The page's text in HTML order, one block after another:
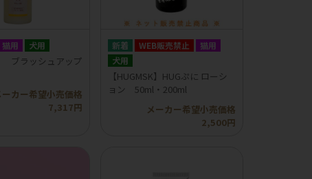
猫用 犬用
ブラッシュアップ
ーカー希望小売価格
7,317円
WEB販売禁止
猫用
犬用
【HUGMSK】HUGぷに ローシ
ョン 50ml・200ml
メーカー希望小売価格
2,500円